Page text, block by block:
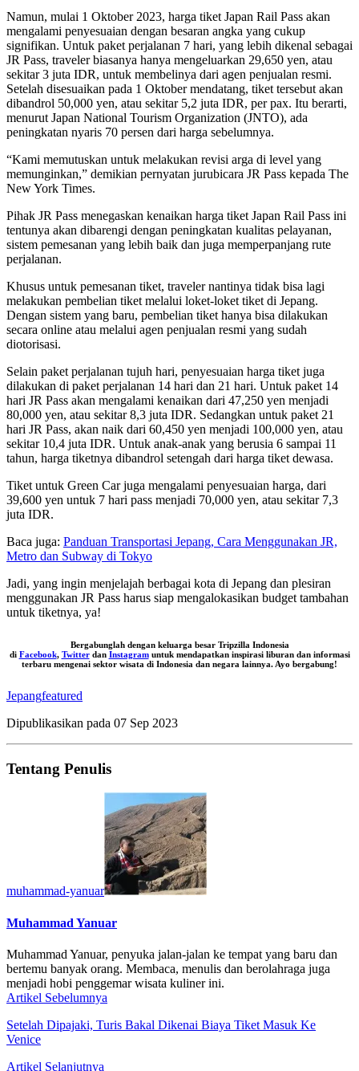
Namun, mulai 1 Oktober 2023, harga tiket Japan Rail Pass akan
mengalami penyesuaian dengan besaran angka yang cukup
signifikan. Untuk paket perjalanan 7 hari, yang lebih dikenal sebagai
JR Pass, traveler biasanya hanya mengeluarkan 29,650 yen, atau
sekitar 3 juta IDR, untuk membelinya dari agen penjualan resmi.
Setelah disesuaikan pada 1 Oktober mendatang, tiket tersebut akan
dibandrol 50,000 yen, atau sekitar 5,2 juta IDR, per pax. Itu berarti,
menurut Japan National Tourism Organization (JNTO), ada
peningkatan nyaris 70 persen dari harga sebelumnya.
“Kami memutuskan untuk melakukan revisi arga di level yang
memunginkan,” demikian pernyatan jurubicara JR Pass kepada The
New York Times.
Pihak JR Pass menegaskan kenaikan harga tiket Japan Rail Pass ini
tentunya akan dibarengi dengan peningkatan kualitas pelayanan,
sistem pemesanan yang lebih baik dan juga memperpanjang rute
perjalanan.
Khusus untuk pemesanan tiket, traveler nantinya tidak bisa lagi
melakukan pembelian tiket melalui loket-loket tiket di Jepang.
Dengan sistem yang baru, pembelian tiket hanya bisa dilakukan
secara online atau melalui agen penjualan resmi yang sudah
diotorisasi.
Selain paket perjalanan tujuh hari, penyesuaian harga tiket juga
dilakukan di paket perjalanan 14 hari dan 21 hari. Untuk paket 14
hari JR Pass akan mengalami kenaikan dari 47,250 yen menjadi
80,000 yen, atau sekitar 8,3 juta IDR. Sedangkan untuk paket 21
hari JR Pass, akan naik dari 60,450 yen menjadi 100,000 yen, atau
sekitar 10,4 juta IDR. Untuk anak-anak yang berusia 6 sampai 11
tahun, harga tiketnya dibandrol setengah dari harga tiket dewasa.
Tiket untuk Green Car juga mengalami penyesuaian harga, dari
39,600 yen untuk 7 hari pass menjadi 70,000 yen, atau sekitar 7,3
juta IDR.
Baca juga: Panduan Transportasi Jepang, Cara Menggunakan JR,
Metro dan Subway di Tokyo
Jadi, yang ingin menjelajah berbagai kota di Jepang dan plesiran
menggunakan JR Pass harus siap mengalokasikan budget tambahan
untuk tiketnya, ya!
Bergabunglah dengan keluarga besar Tripzilla Indonesia
di Facebook, Twitterdan Instagramuntuk mendapatkan inspirasi liburan dan informasi
terbaru mengenai sektor wisata di Indonesia dan negara lainnya. Ayo bergabung!
Jepangfeatured
Dipublikasikan pada 07 Sep 2023
Tentang Penulis
muhammad-yanuar
Muhammad Yanuar
Muhammad Yanuar, penyuka jalan-jalan ke tempat yang baru dan
bertemu banyak orang. Membaca, menulis dan berolahraga juga
menjadi hobi penggemar wisata kuliner ini.
Artikel Sebelumnya
Setelah Dipajaki, Turis Bakal Dikenai Biaya Tiket Masuk Ke
Venice
Artikel Selanjutnya